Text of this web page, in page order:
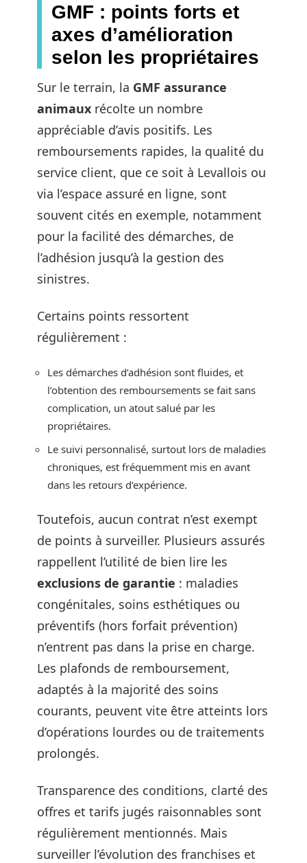
GMF : points forts et
axes d’amélioration
selon les propriétaires
Sur le terrain, la GMF assurance
animaux récolte un nombre
appréciable d’avis positifs. Les
remboursements rapides, la qualité du
service client, que ce soit à Levallois ou
via l’espace assuré en ligne, sont
souvent cités en exemple, notamment
pour la facilité des démarches, de
l’adhésion jusqu’à la gestion des
sinistres.
Certains points ressortent
régulièrement :
Les démarches d’adhésion sont fluides, et
l’obtention des remboursements se fait sans
complication, un atout salué par les
propriétaires.
Le suivi personnalisé, surtout lors de maladies
chroniques, est fréquemment mis en avant
dans les retours d’expérience.
Toutefois, aucun contrat n’est exempt
de points à surveiller. Plusieurs assurés
rappellent l’utilité de bien lire les
exclusions de garantie : maladies
congénitales, soins esthétiques ou
préventifs (hors forfait prévention)
n’entrent pas dans la prise en charge.
Les plafonds de remboursement,
adaptés à la majorité des soins
courants, peuvent vite être atteints lors
d’opérations lourdes ou de traitements
prolongés.
Transparence des conditions, clarté des
offres et tarifs jugés raisonnables sont
régulièrement mentionnés. Mais
surveiller l’évolution des franchises et